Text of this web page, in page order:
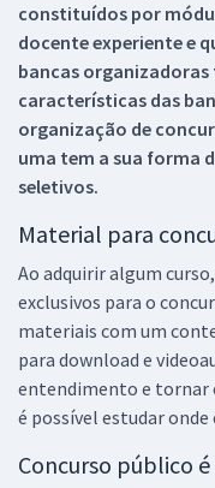
constituídos por
docente experiente e
bancas
características das
organização de
uma tem a sua forma
seletivos.
Material para
Ao adquirir algum
exclusivos para o
materiais com um
para download e
entendimento e tornar
é possível estudar onde
Concurso público é